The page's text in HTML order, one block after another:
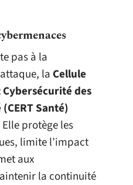
pas à la
la Cellule
Cybersécurité des
Santé)
protège les
limite l’impact
aux
la continuité